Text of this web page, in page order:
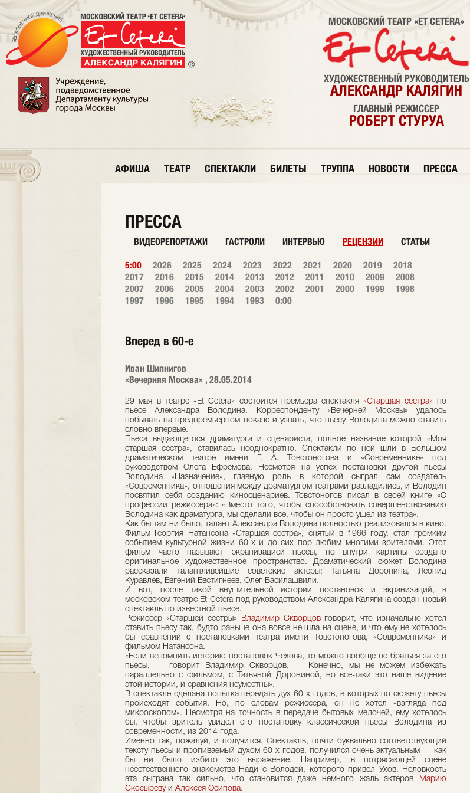
МОСКОВСКИЙ ТЕАТР «ET CETERA»
ХУДОЖЕСТВЕННЫЙ РУКОВОДИТЕЛЬ
АЛЕКСАНДР КАЛЯГИН
ГЛАВНЫЙ РЕЖИССЕР
РОБЕРТ СТУРУА
АФИША ТЕАТР СПЕКТАКЛИ БИЛЕТЫ ТРУППА НОВОСТИ ПРЕССА
ПРЕССА
ВИДЕОРЕПОРТАЖИ ГАСТРОЛИ ИНТЕРВЬЮ РЕЦЕНЗИИ СТАТЬИ
5:00 2026 2025 2024 2023 2022 2021 2020 2019
2018
2017
2016 2015 2014 2013 2012 2011 2010 2009
2008
2007
2006 2005 2004 2003 2002 2001 2000 1999
1998
1997
1996 1995 1994 1993 0:00
Вперед в 60-е
Иван Шипнигов
«Вечерняя Москва» , 28.05.2014
29 мая в театре «Et Cetera» состоится премьера спектакля«Старшая сестра» по
пьесе Александра Володина. Корреспонденту «Вечерней Москвы» удалось
побывать на предпремьерном показе и узнать, что пьесу Володина можно ставить
словно впервые.
Пьеса выдающегося драматурга и сценариста, полное название которой «Моя
старшая сестра», ставилась неоднократно. Спектакли по ней шли в Большом
драматическом театре имени Г. А. Товстоногова и «Современнике» под
руководством Олега Ефремова. Несмотря на успех постановки другой пьесы
Володина «Назначение», главную роль в которой сыграл сам создатель
«Современника», отношения между драматургом театрами разладились, и Володин
посвятил себя созданию киносценариев. Товстоногов писал в своей книге «О
профессии режиссера»: «Вместо того, чтобы способствовать совершенствованию
Володина как драматурга, мы сделали все, чтобы он просто ушел из театра».
Как бы там ни было, талант Александра Володина полностью реализовался в кино.
Фильм Георгия Натансона «Старшая сестра», снятый в 1966 году, стал громким
событием культурной жизни 60-х и до сих пор любим многими зрителями. Этот
фильм часто называют экранизацией пьесы, но внутри картины создано
оригинальное художественное пространство. Драматический сюжет Володина
рассказали талантливейшие советские актеры: Татьяна Доронина, Леонид
Куравлев, Евгений Евстигнеев, Олег Басилашвили.
И вот, после такой внушительной истории постановок и экранизаций, в
московском театре Et Cetera под руководством Александра Калягина создан новый
спектакль по известной пьесе.
Режиссер «Старшей сестры»
Владимир Скворцовговорит, что изначально хотел
ставить пьесу так, будто раньше она вовсе не шла на сцене, и что ему не хотелось
бы сравнений с постановками театра имени Товстоногова, «Современника» и
фильмом Натансона.
«Если вспомнить историю постановок Чехова, то можно вообще не браться за его
пьесы, — говорит Владимир Скворцов. — Конечно, мы не можем избежать
параллельно с фильмом, с Татьяной Дорониной, но все-таки это наше видение
этой истории, и сравнения неуместны».
В спектакле сделана попытка передать дух 60-х годов, в которых по сюжету пьесы
происходят события. Но, по словам режиссера, он не хотел «взгляда под
микроскопом». Несмотря на точность в передаче бытовых мелочей, ему хотелось
бы, чтобы зритель увидел его постановку классической пьесы Володина из
современности, из 2014 года.
Именно так, пожалуй, и получится. Спектакль, почти буквально соответствующий
тексту пьесы и пропиваемый духом 60-х годов, получился очень актуальным — как
бы ни было избито это выражение. Например, в потрясающей сцене
неестественного знакомства Нади с Володей, которого привел Ухов. Неловкость
эта сыграна так сильно, что становится даже немного жаль актеров
Марию
Скосыревуи Алексея Осипова.